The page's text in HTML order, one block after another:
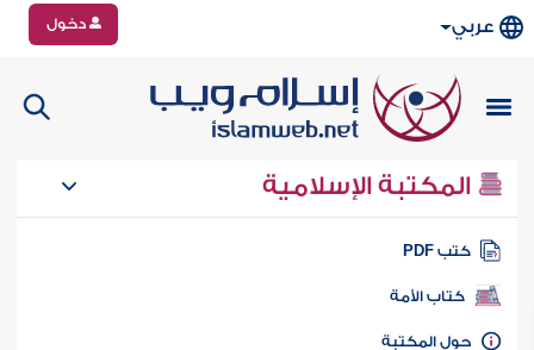
عربي دخول
المكتبة الإسلامية
كتب PDF
كتاب الأمة